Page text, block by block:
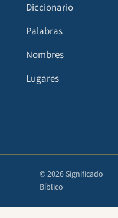
Diccionario
Palabras
Nombres
Lugares
© 2026 Significado
Bíblico